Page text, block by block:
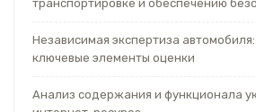
транспортировке и обеспечению
Независимая экспертиза
ключевые элементы оценки
Анализ содержания и функционала